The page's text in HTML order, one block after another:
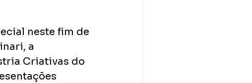
neste fim de
a
Criativas do